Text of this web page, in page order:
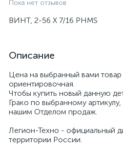
Пока нет отзывов
ВИНТ, 2-56 X 7/16 PHMS
Описание
Цена на выбранный вами товар
ориентировочная.
Чтобы купить новый данную
Грако по выбранному
нашим Отделом продаж.
Легион-Техно - официальный
территории России.